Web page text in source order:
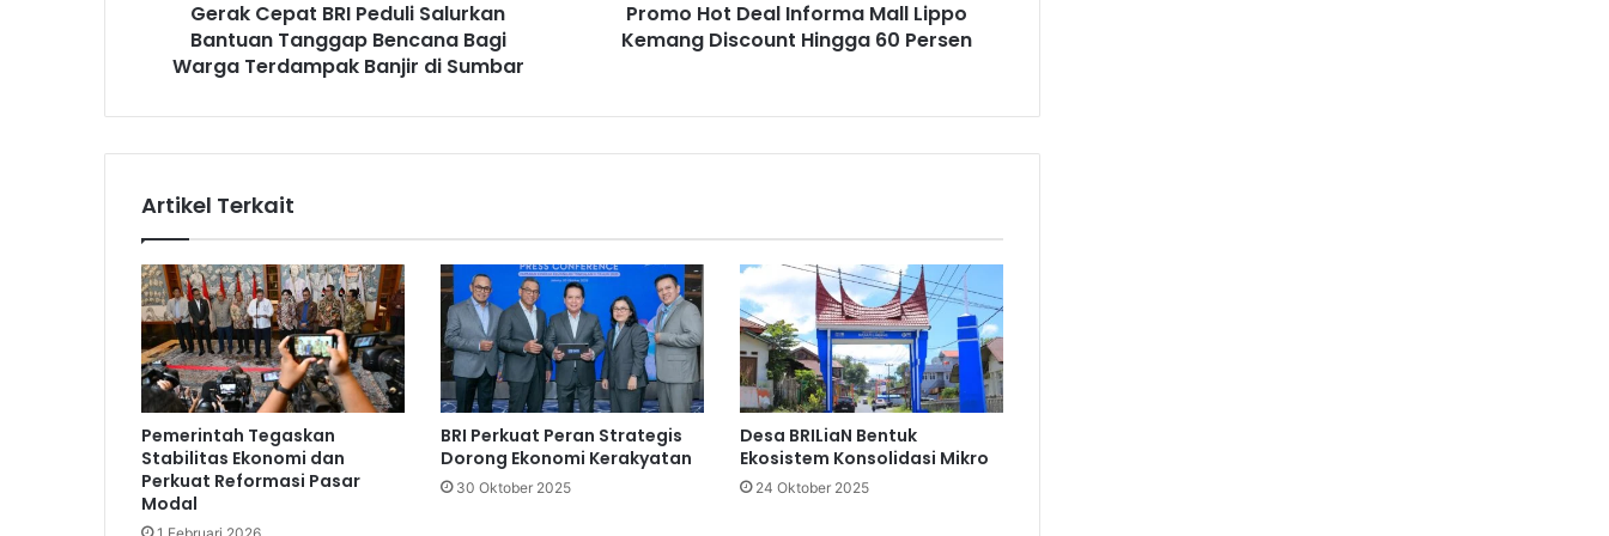
P
l
i
S
a
l
u
r
k
a
n
B
a
n
Gerak Cepat BRI Peduli Salurkan
Bantuan Tanggap Bencana Bagi
Warga Terdampak Banjir di Sumbar
n
a
M
l
l
L
p
p
o
Promo Hot Deal Informa Mall Lippo
Kemang Discount Hingga 60 Persen
Artikel Terkait
Pemerintah Tegaskan
Stabilitas Ekonomi dan
Perkuat Reformasi Pasar
Modal
BRI Perkuat Peran Strategis
Dorong Ekonomi Kerakyatan
30 Oktober 2025
Desa BRILiaN Bentuk
Ekosistem Konsolidasi Mikro
24 Oktober 2025